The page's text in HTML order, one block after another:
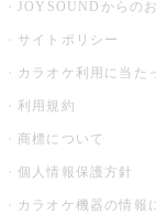
JOYSOUNDからの
サイトポリシー
カラオケ利用に当た
利用規約
商標について
個人情報保護方針
カラオケ機器の情報